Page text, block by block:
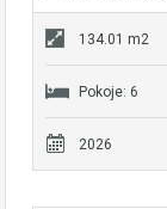
134.01 m2
Pokoje: 6
2026